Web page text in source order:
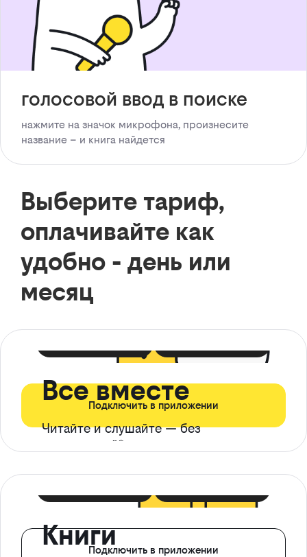
голосовой ввод в поиске
нажмите на значок микрофона, произнесите
название – и книга найдется
Выберите тариф,
оплачивайте как
удобно - день или
месяц
Все вместе
Читайте и слушайте — без
ограничений*
Подключить в приложении
КнигиПодключить в приложении